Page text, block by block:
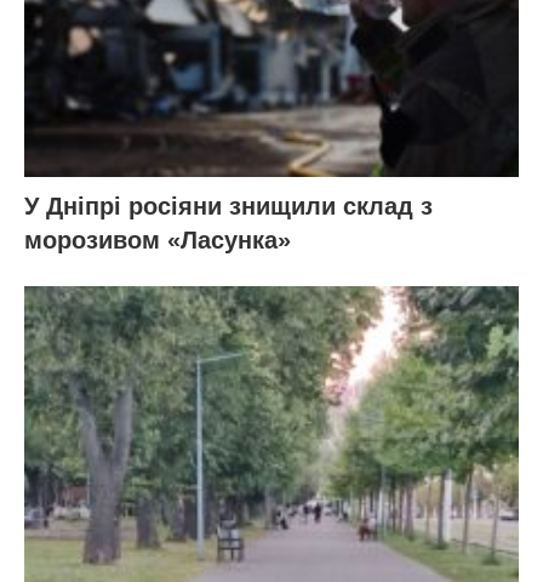
У Дніпрі росіяни знищили склад з
морозивом «Ласунка»